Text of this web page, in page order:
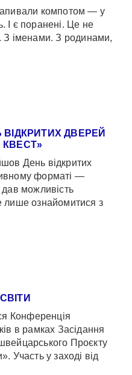
компотом — у
І є поранені. Це не
З іменами. З родинами,
ДВЕРЕЙ
КВЕСТ»
День відкритих
форматі —
можливість
лише ознайомитися з
Конференція
в рамках Засідання
Проєкту
Участь у заході від